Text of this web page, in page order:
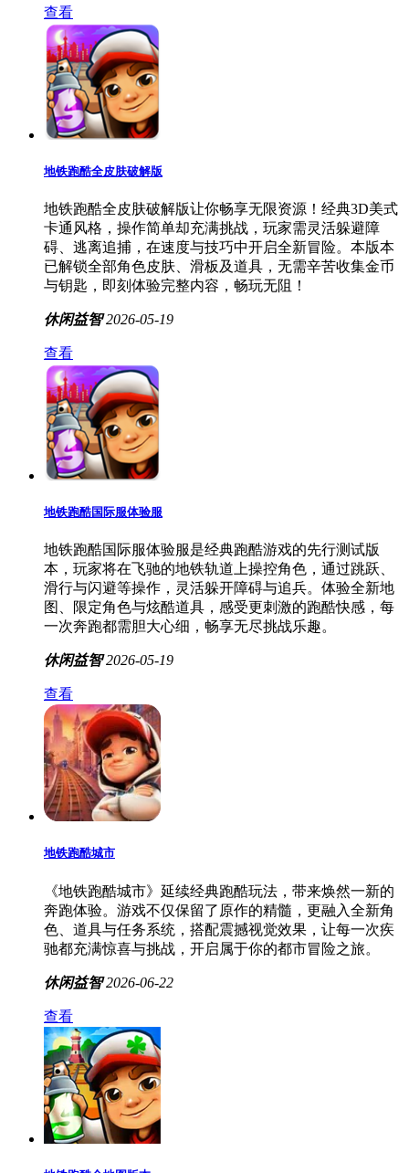
查看
地铁跑酷全皮肤破解版
地铁跑酷全皮肤破解版让你畅享无限资源！经典3D美式
卡通风格，操作简单却充满挑战，玩家需灵活躲避障
碍、逃离追捕，在速度与技巧中开启全新冒险。本版本
已解锁全部角色皮肤、滑板及道具，无需辛苦收集金币
与钥匙，即刻体验完整内容，畅玩无阻！
休闲益智 2026-05-19
查看
地铁跑酷国际服体验服
地铁跑酷国际服体验服是经典跑酷游戏的先行测试版
本，玩家将在飞驰的地铁轨道上操控角色，通过跳跃、
滑行与闪避等操作，灵活躲开障碍与追兵。体验全新地
图、限定角色与炫酷道具，感受更刺激的跑酷快感，每
一次奔跑都需胆大心细，畅享无尽挑战乐趣。
休闲益智 2026-05-19
查看
地铁跑酷城市
《地铁跑酷城市》延续经典跑酷玩法，带来焕然一新的
奔跑体验。游戏不仅保留了原作的精髓，更融入全新角
色、道具与任务系统，搭配震撼视觉效果，让每一次疾
驰都充满惊喜与挑战，开启属于你的都市冒险之旅。
休闲益智 2026-06-22
查看